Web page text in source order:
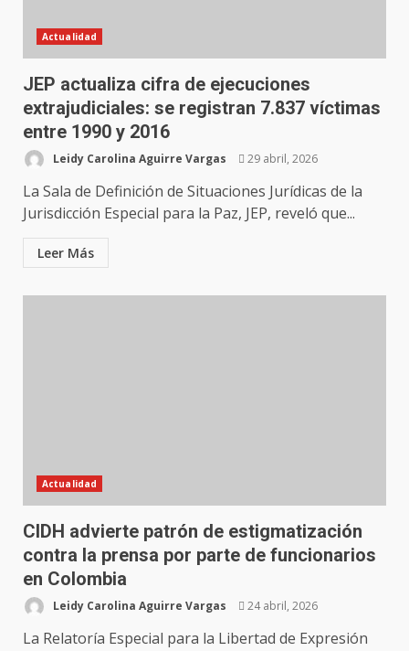
Actualidad
JEP actualiza cifra de ejecuciones
extrajudiciales: se registran 7.837 víctimas
entre 1990 y 2016
Leidy Carolina Aguirre Vargas 29 abril, 2026
La Sala de Definición de Situaciones Jurídicas de la
Jurisdicción Especial para la Paz, JEP, reveló que...
Leer Más
Actualidad
CIDH advierte patrón de estigmatización
contra la prensa por parte de funcionarios
en Colombia
Leidy Carolina Aguirre Vargas 24 abril, 2026
La Relatoría Especial para la Libertad de Expresión